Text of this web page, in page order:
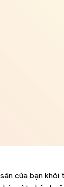
của bạn khỏi